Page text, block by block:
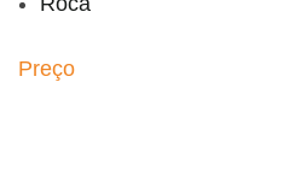
Preço